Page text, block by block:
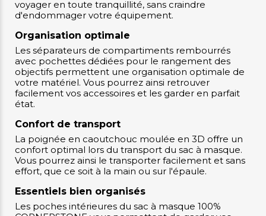
voyager en toute tranquillité, sans craindre
d'endommager votre équipement.
Organisation optimale
Les séparateurs de compartiments rembourrés
avec pochettes dédiées pour le rangement des
objectifs permettent une organisation optimale de
votre matériel. Vous pourrez ainsi retrouver
facilement vos accessoires et les garder en parfait
état.
Confort de transport
La poignée en caoutchouc moulée en 3D offre un
confort optimal lors du transport du sac à masque.
Vous pourrez ainsi le transporter facilement et sans
effort, que ce soit à la main ou sur l'épaule.
Essentiels bien organisés
Les poches intérieures du sac à masque 100%